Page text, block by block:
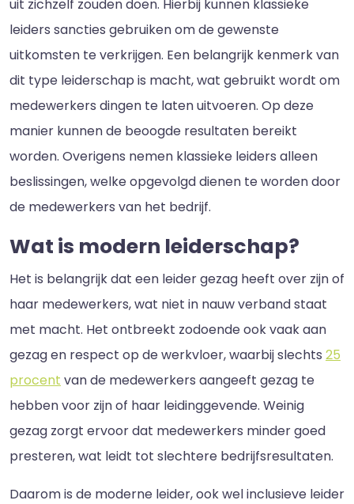
uit zichzelf zouden doen. Hierbij kunnen klassieke
leiders sancties gebruiken om de gewenste
uitkomsten te verkrijgen. Een belangrijk kenmerk van
dit type leiderschap is macht, wat gebruikt wordt om
medewerkers dingen te laten uitvoeren. Op deze
manier kunnen de beoogde resultaten bereikt
worden. Overigens nemen klassieke leiders alleen
beslissingen, welke opgevolgd dienen te worden door
de medewerkers van het bedrijf.
Wat is modern leiderschap?
Het is belangrijk dat een leider gezag heeft over zijn of
haar medewerkers, wat niet in nauw verband staat
met macht. Het ontbreekt zodoende ook vaak aan
gezag en respect op de werkvloer, waarbij slechts 25
procent van de medewerkers aangeeft gezag te
hebben voor zijn of haar leidinggevende. Weinig
gezag zorgt ervoor dat medewerkers minder goed
presteren, wat leidt tot slechtere bedrijfsresultaten.
Daarom is de moderne leider, ook wel inclusieve leider